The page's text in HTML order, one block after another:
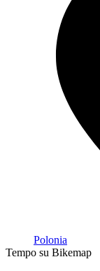
Polonia
Tempo su Bikemap